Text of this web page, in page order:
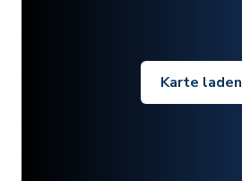
Karte laden